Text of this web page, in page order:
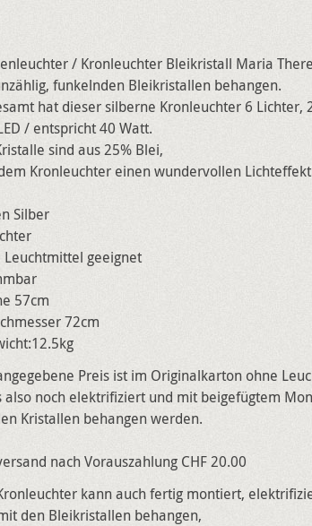
/ Kronleuchter Bleikristall Maria
funkelnden Bleikristallen behangen.
hat dieser silberne Kronleuchter 6 Lichter,
/ entspricht 40 Watt.
sind aus 25% Blei,
Kronleuchter einen wundervollen
Silber
Leuchtmittel geeignet
57cm
72cm
Preis ist im Originalkarton ohne
also noch elektrifiziert und mit beigefügtem
Kristallen behangen werden.
nach Vorauszahlung CHF 20.00
kann auch fertig montiert,
den Bleikristallen behangen,